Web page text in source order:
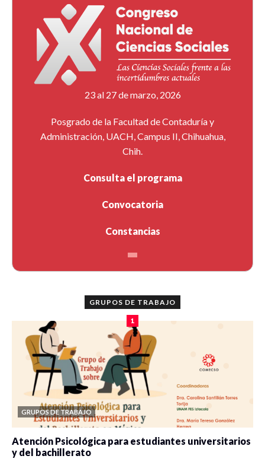
23 al 27 de marzo, 2026
Posgrado de la Facultad de Contaduría y
Administración, UACH, Campus II, Chihuahua,
Chih.
Consulta el programa
Convocatoria
Constancias
GRUPOS DE TRABAJO
1
GRUPOS DE TRABAJO
Atención Psicológica para estudiantes universitarios
y del bachillerato